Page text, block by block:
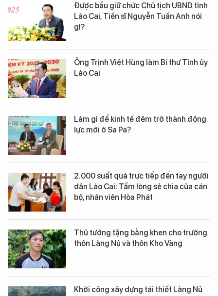
Được bầu giữ chức Chủ tịch UBND tỉnh
Lào Cai, Tiến sĩ Nguyễn Tuấn Anh nói
gì?
Ông Trịnh Việt Hùng làm Bí thư Tỉnh ủy
Lào Cai
Làm gì để kinh tế đêm trở thành động
lực mới ở Sa Pa?
2.000 suất quà trực tiếp đến tay người
dân Lào Cai: Tấm lòng sẻ chia của cán
bộ, nhân viên Hòa Phát
Thủ tướng tặng bằng khen cho trưởng
thôn Làng Nủ và thôn Kho Vàng
Khởi công xây dựng tái thiết Làng Nủ